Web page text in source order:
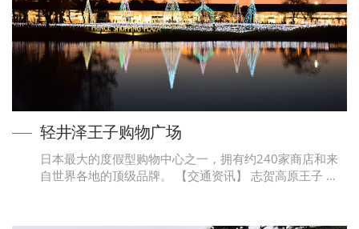
轻井泽王子购物广场
日本最大的度假型购物中心之一，拥有约240家商店和来
自世界各地的顶级品牌。 【交通资讯】 志贺高原王子 …